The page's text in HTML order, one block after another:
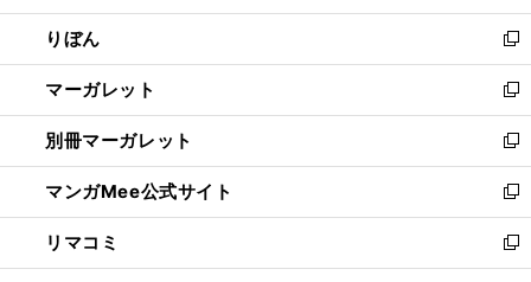
開
く
ウ
で
開
く
ン
ド
ウ
で
開
く
ウ
ィ
ン
ド
ウ
で
開
く
りぼん
新
し
い
ウ
ィ
ン
ド
ウ
で
開
マーガレット
新
し
い
ウ
ィ
ン
ド
ウ
別冊マーガレット
新
し
い
ウ
ィ
ン
マンガMee公式サイト
新
し
い
ウ
リマコミ
新
し